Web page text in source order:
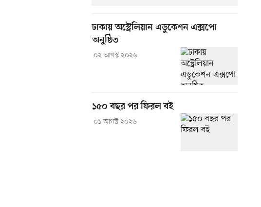
ঢাকায় অস্ট্রেলিয়ান এডুকেশন এক্সপো
অনুষ্ঠিত
০২ আগস্ট ২০২৬
১৫০ বছর পর ফিরল বই
০১ আগস্ট ২০২৬